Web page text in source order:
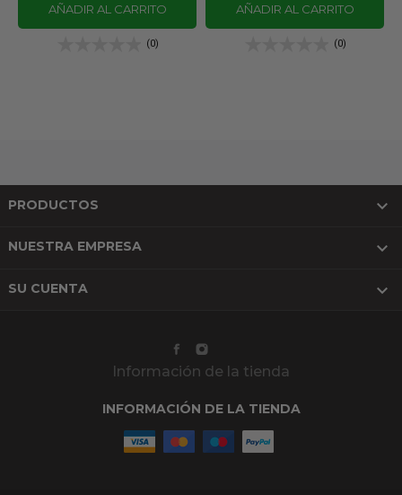
AÑADIR AL CARRITO
(0)
AÑADIR AL CARRITO
(0)
PRODUCTOS 
NUESTRA EMPRESA 
SU CUENTA 
Información de la tienda
INFORMACIÓN DE LA TIENDA